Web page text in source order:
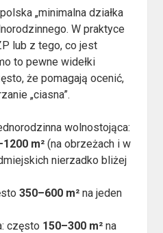
„minimalna działka
W praktyce
lub z tego, co jest
to pewne widełki
że pomagają ocenić,
„ciasna”.
wolnostojąca:
m² (na obrzeżach i w
nierzadko bliżej
350–600 m² na jeden
często 150–300 m² na